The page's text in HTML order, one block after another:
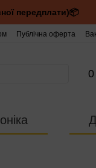
передплати)📦
Публічна оферта